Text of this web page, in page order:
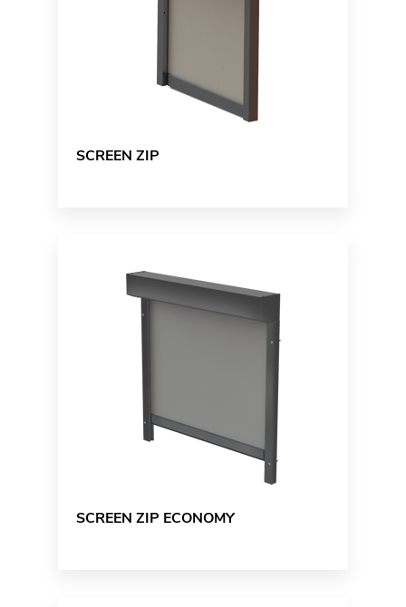
SCREEN ZIP
SCREEN ZIP ECONOMY